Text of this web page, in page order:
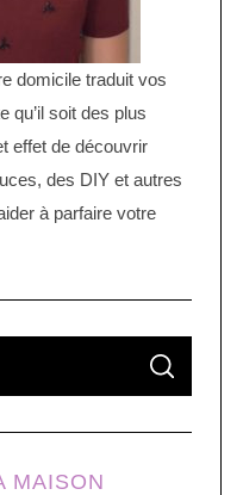
domicile traduit vos
qu’il soit des plus
effet de découvrir
des DIY et autres
à parfaire votre
S
A
C
MAISON